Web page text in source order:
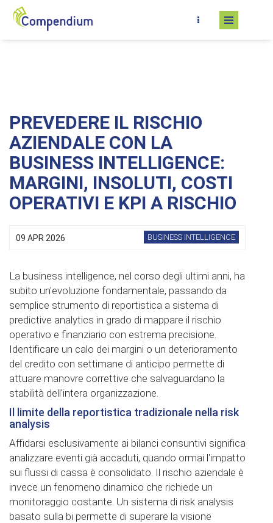
Salta al contenuto principale
PREVEDERE IL RISCHIO
AZIENDALE CON LA
BUSINESS INTELLIGENCE:
MARGINI, INSOLUTI, COSTI
OPERATIVI E KPI A RISCHIO
09 APR 2026 BUSINESS INTELLIGENCE
La business intelligence, nel corso degli ultimi anni, ha
subito un'evoluzione fondamentale, passando da
semplice strumento di reportistica a sistema di
predictive analytics in grado di mappare il rischio
operativo e finanziario con estrema precisione.
Identificare un calo dei margini o un deterioramento
del credito con settimane di anticipo permette di
attuare manovre correttive che salvaguardano la
stabilità dell'intera organizzazione.
Il limite della reportistica tradizionale nella risk
analysis
Affidarsi esclusivamente ai bilanci consuntivi significa
analizzare eventi già accaduti, quando ormai l'impatto
sui flussi di cassa è consolidato. Il rischio aziendale è
invece un fenomeno dinamico che richiede un
monitoraggio costante. Un sistema di risk analysis
basato sulla bi permette di superare la visione